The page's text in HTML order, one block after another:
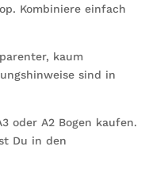
Kombiniere einfach
kaum
sind in
oder A2 Bogen kaufen.
Du in den